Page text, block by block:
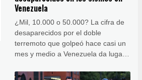
Venezuela
¿Mil, 10.000 o 50.000? La cifra de
desaparecidos por el doble
terremoto que golpeó hace casi un
mes y medio a Venezuela da lugar
autoridades no se esfuerzan por